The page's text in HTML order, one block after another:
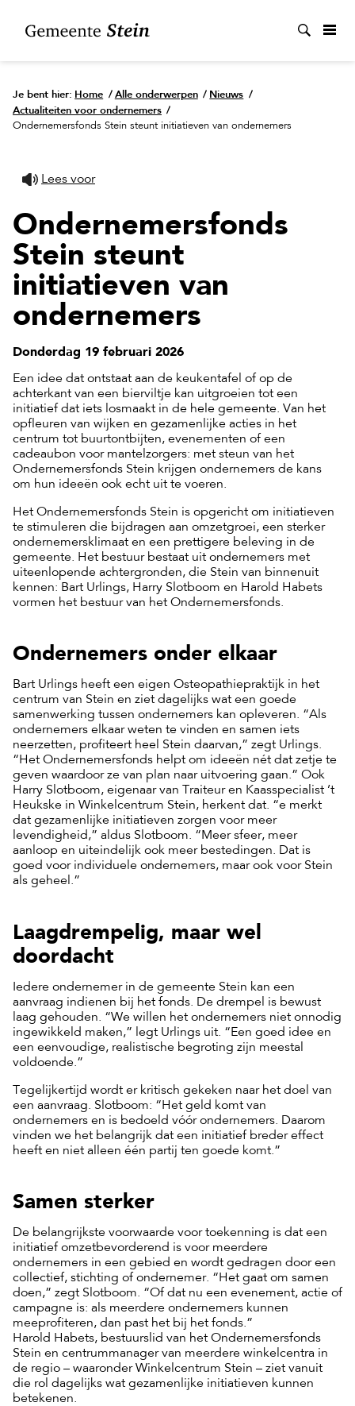
Je bent hier: Home / Alle onderwerpen / Nieuws /
Actualiteiten voor ondernemers /
Ondernemersfonds Stein steunt initiatieven van ondernemers
Lees voor
Ondernemersfonds
Stein steunt
initiatieven van
ondernemers
Donderdag 19 februari 2026
Een idee dat ontstaat aan de keukentafel of op de
achterkant van een bierviltje kan uitgroeien tot een
initiatief dat iets losmaakt in de hele gemeente. Van het
opfleuren van wijken en gezamenlijke acties in het
centrum tot buurtontbijten, evenementen of een
cadeaubon voor mantelzorgers: met steun van het
Ondernemersfonds Stein krijgen ondernemers de kans
om hun ideeën ook echt uit te voeren.
Het Ondernemersfonds Stein is opgericht om initiatieven
te stimuleren die bijdragen aan omzetgroei, een sterker
ondernemersklimaat en een prettigere beleving in de
gemeente. Het bestuur bestaat uit ondernemers met
uiteenlopende achtergronden, die Stein van binnenuit
kennen: Bart Urlings, Harry Slotboom en Harold Habets
vormen het bestuur van het Ondernemersfonds.
Ondernemers onder elkaar
Bart Urlings heeft een eigen Osteopathiepraktijk in het
centrum van Stein en ziet dagelijks wat een goede
samenwerking tussen ondernemers kan opleveren. “Als
ondernemers elkaar weten te vinden en samen iets
neerzetten, profiteert heel Stein daarvan,” zegt Urlings.
“Het Ondernemersfonds helpt om ideeën nét dat zetje te
geven waardoor ze van plan naar uitvoering gaan.” Ook
Harry Slotboom, eigenaar van Traiteur en Kaasspecialist ’t
Heukske in Winkelcentrum Stein, herkent dat. “e merkt
dat gezamenlijke initiatieven zorgen voor meer
levendigheid,” aldus Slotboom. “Meer sfeer, meer
aanloop en uiteindelijk ook meer bestedingen. Dat is
goed voor individuele ondernemers, maar ook voor Stein
als geheel.”
Laagdrempelig, maar wel
doordacht
Iedere ondernemer in de gemeente Stein kan een
aanvraag indienen bij het fonds. De drempel is bewust
laag gehouden. “We willen het ondernemers niet onnodig
ingewikkeld maken,” legt Urlings uit. “Een goed idee en
een eenvoudige, realistische begroting zijn meestal
voldoende.”
Tegelijkertijd wordt er kritisch gekeken naar het doel van
een aanvraag. Slotboom: “Het geld komt van
ondernemers en is bedoeld vóór ondernemers. Daarom
vinden we het belangrijk dat een initiatief breder effect
heeft en niet alleen één partij ten goede komt.”
Samen sterker
De belangrijkste voorwaarde voor toekenning is dat een
initiatief omzetbevorderend is voor meerdere
ondernemers in een gebied en wordt gedragen door een
collectief, stichting of ondernemer. “Het gaat om samen
doen,” zegt Slotboom. “Of dat nu een evenement, actie of
campagne is: als meerdere ondernemers kunnen
meeprofiteren, dan past het bij het fonds.”
Harold Habets, bestuurslid van het Ondernemersfonds
Stein en centrummanager van meerdere winkelcentra in
de regio – waaronder Winkelcentrum Stein – ziet vanuit
die rol dagelijks wat gezamenlijke initiatieven kunnen
betekenen.